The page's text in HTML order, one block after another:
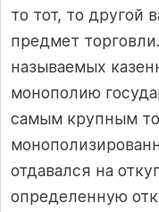
то тот, то
предмет
называемых
монополию
самым крупным
отдавался на
определенную